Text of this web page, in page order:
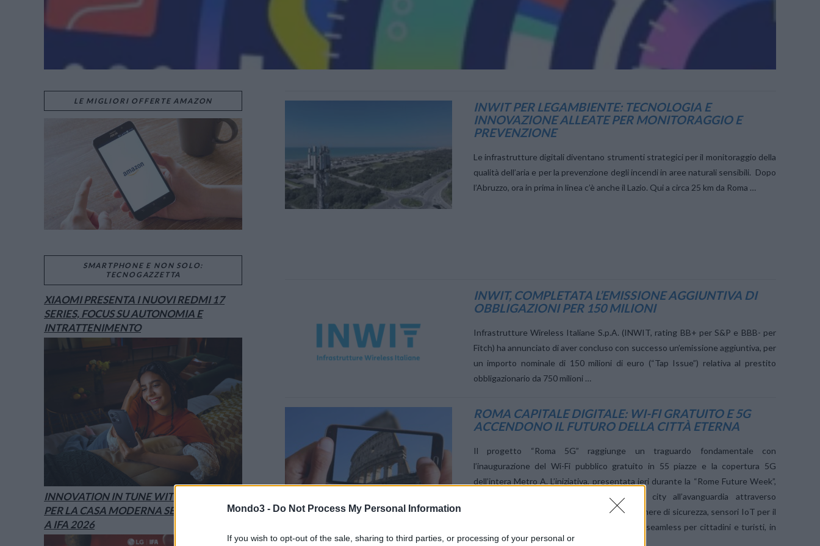
Mondo3 - Do Not Process My Personal Information
If you wish to opt-out of the sale, sharing to third parties, or processing of your personal or
INWIT PER LEGAMBIENTE: TECNOLOGIA E
INNOVAZIONE ALLEATE PER MONITORAGGIO E
PREVENZIONE
Le infrastrutture digitali diventano strumenti strategici per il monitoraggio della
qualità dell’aria e per la prevenzione degli incendi in aree naturali sensibili. Dopo
l’Abruzzo, ora in prima in linea c’è anche il Lazio. Qui a circa 25 km da Roma …
INWIT, COMPLETATA L’EMISSIONE AGGIUNTIVA DI
OBBLIGAZIONI PER 150 MILIONI
Infrastrutture Wireless Italiane S.p.A. (INWIT, rating BB+ per S&P e BBB- per
Fitch) ha annunciato di aver concluso con successo un’emissione aggiuntiva, per
un importo nominale di 150 milioni di euro (“Tap Issue”) relativa al prestito
obbligazionario da 750 milioni …
ROMA CAPITALE DIGITALE: WI-FI GRATUITO E 5G
ACCENDONO IL FUTURO DELLA CITTÀ ETERNA
Il progetto “Roma 5G” raggiunge un traguardo fondamentale con
l’inaugurazione del Wi-Fi pubblico gratuito in 55 piazze e la copertura 5G
dell’intera Metro A. L’iniziativa, presentata ieri durante la “Rome Future Week”,
mira a trasformare Roma in una smart city all’avanguardia attraverso
un’infrastruttura capillare che include telecamere di sicurezza, sensori IoT per il
monitoraggio ambientale e una connettività seamless per cittadini e turisti, in
vista delle sfide future e del Giubileo.
LE MIGLIORI OFFERTE AMAZON
SMARTPHONE E NON SOLO:
TECNOGAZZETTA
XIAOMI PRESENTA I NUOVI REDMI 17
SERIES, FOCUS SU AUTONOMIA E
INTRATTENIMENTO
INNOVATION IN TUNE WITH YOU: L’AI
PER LA CASA MODERNA SECONDO LG È
A IFA 2026